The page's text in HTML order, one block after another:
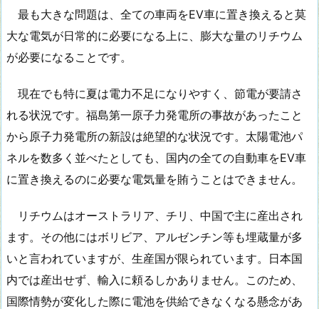
最も大きな問題は、全ての車両をEV車に置き換えると莫
大な電気が日常的に必要になる上に、膨大な量のリチウム
が必要になることです。
現在でも特に夏は電力不足になりやすく、節電が要請さ
れる状況です。福島第一原子力発電所の事故があったこと
から原子力発電所の新設は絶望的な状況です。太陽電池パ
ネルを数多く並べたとしても、国内の全ての自動車をEV車
に置き換えるのに必要な電気量を賄うことはできません。
リチウムはオーストラリア、チリ、中国で主に産出され
ます。その他にはボリビア、アルゼンチン等も埋蔵量が多
いと言われていますが、生産国が限られています。日本国
内では産出せず、輸入に頼るしかありません。このため、
国際情勢が変化した際に電池を供給できなくなる懸念があ